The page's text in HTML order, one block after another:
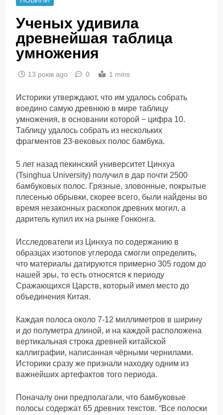
Ученых удивила
древнейшая таблица
умножения
13 років ago 0 1 mins
Историки утверждают, что им удалось собрать
воедино самую древнюю в мире таблицу
умножения, в основании которой − цифра 10.
Таблицу удалось собрать из нескольких
фрагментов 23-вековых полос бамбука.
5 лет назад пекинский университет Цинхуа
(Tsinghua University) получил в дар почти 2500
бамбуковых полос. Грязные, зловонные, покрытые
плесенью обрывки, скорее всего, были найдены во
время незаконных раскопок древних могил, а
даритель купил их на рынке Гонконга.
Исследователи из Цинхуа по содержанию в
образцах изотопов углерода смогли определить,
что материалы датируются примерно 305 годом до
нашей эры, то есть относятся к периоду
Сражающихся Царств, который имел место до
объединения Китая.
Каждая полоса около 7-12 миллиметров в ширину
и до полуметра длиной, и на каждой расположена
вертикальная строка древней китайской
каллиграфии, написанная чёрными чернилами.
Историки сразу же признали находку одним из
важнейших артефактов того периода.
Поначалу они предполагали, что бамбуковые
полосы содержат 65 древних текстов. “Все полоски